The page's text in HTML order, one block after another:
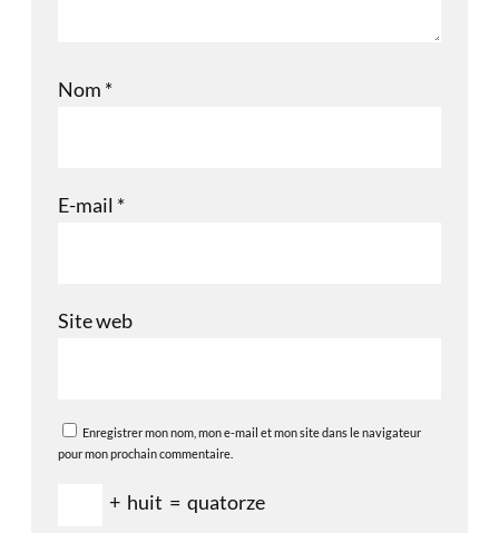
Nom *
E-mail *
Site web
Enregistrer mon nom, mon e-mail et mon site dans le navigateur
pour mon prochain commentaire.
+ huit = quatorze